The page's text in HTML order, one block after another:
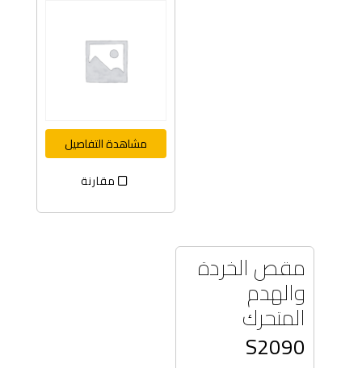
مشاهدة التفاصيل
مقارنة
مقص الخردة
والهدم
المتحرك
S2090